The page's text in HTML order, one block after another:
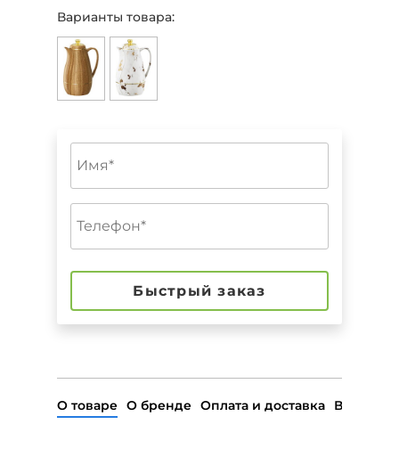
Варианты товара:
Быстрый заказ
О товаре О бренде Оплата и доставка Возврат